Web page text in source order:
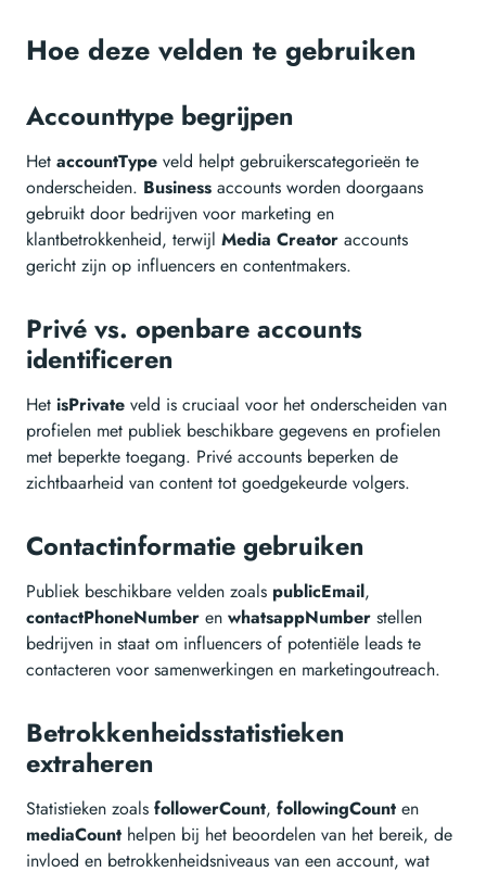
Hoe deze velden te gebruiken
Accounttype begrijpen
Het accountType veld helpt gebruikerscategorieën te
onderscheiden. Business accounts worden doorgaans
gebruikt door bedrijven voor marketing en
klantbetrokkenheid, terwijl Media Creator accounts
gericht zijn op influencers en contentmakers.
Privé vs. openbare accounts
identificeren
Het isPrivate veld is cruciaal voor het onderscheiden van
profielen met publiek beschikbare gegevens en profielen
met beperkte toegang. Privé accounts beperken de
zichtbaarheid van content tot goedgekeurde volgers.
Contactinformatie gebruiken
Publiek beschikbare velden zoals publicEmail,
contactPhoneNumber en whatsappNumber stellen
bedrijven in staat om influencers of potentiële leads te
contacteren voor samenwerkingen en marketingoutreach.
Betrokkenheidsstatistieken
extraheren
Statistieken zoals followerCount, followingCount en
mediaCount helpen bij het beoordelen van het bereik, de
invloed en betrokkenheidsniveaus van een account, wat